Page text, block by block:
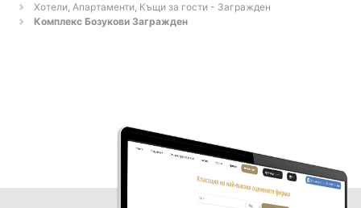
Хотели, Апартаменти, Къщи за гости - Загражден
Комплекс Бозукови Загражден